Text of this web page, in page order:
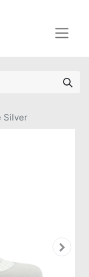
Silver